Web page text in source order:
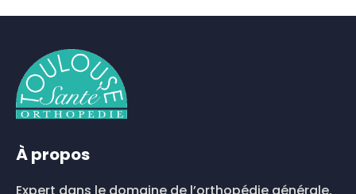
À propos